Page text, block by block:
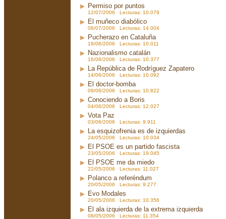
Permiso por puntos
12/07/2006 Lecturas: 10.079
El muñeco diabólico
06/07/2006 Lecturas: 14.004
Pucherazo en Cataluña
19/06/2006 Lecturas: 10.011
Nazionalismo catalán
16/06/2006 Lecturas: 10.377
La República de Rodríguez Zapatero
14/06/2006 Lecturas: 10.092
El doctor-bomba
09/06/2006 Lecturas: 10.822
Conociendo a Boris
04/06/2006 Lecturas: 12.027
Vota Paz
03/06/2006 Lecturas: 9.911
La esquizofrenia es de izquierdas
24/05/2006 Lecturas: 10.034
El PSOE es un partido fascista
23/05/2006 Lecturas: 19.045
El PSOE me da miedo
22/05/2006 Lecturas: 11.027
Polanco a referéndum
20/05/2006 Lecturas: 9.277
Evo Modales
20/05/2006 Lecturas: 10.356
El ala izquierda de la extrema izquierda
08/05/2006 Lecturas: 11.354